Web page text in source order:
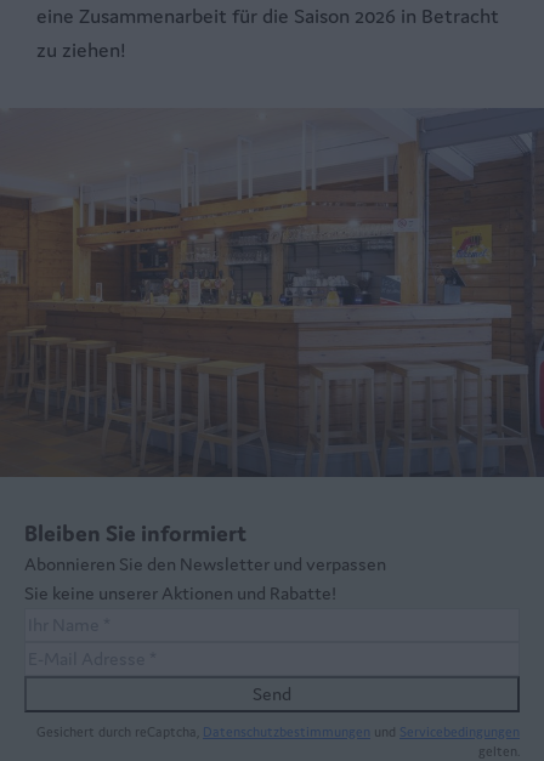
eine Zusammenarbeit für die Saison 2026 in Betracht
zu ziehen!
Bleiben Sie informiert
Abonnieren Sie den Newsletter und verpassen
Sie keine unserer Aktionen und Rabatte!
Send
Gesichert durch reCaptcha, Datenschutzbestimmungen und Servicebedingungen
gelten.